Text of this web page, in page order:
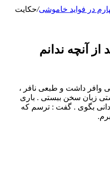
در فوايد خاموشى/حکایت
آنچه ندانم
وافر داشت و طبعی نافر ،
زبان سخن ببستی . باری
بگوی . گفت : ترسم که